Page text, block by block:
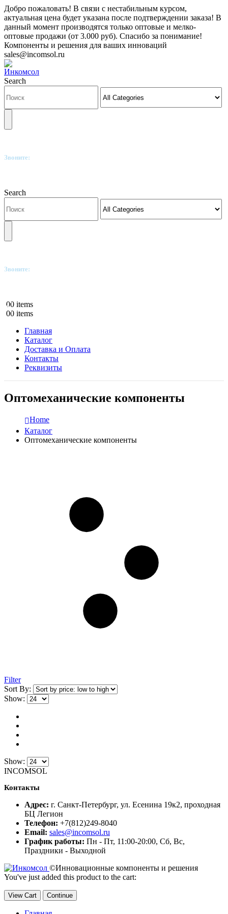
Добро пожаловать! В связи с нестабильным курсом,
актуальная цена будет указана после подтверждении заказа! В
данный момент производятся только оптовые и мелко-
оптовые продажи (от 3.000 руб). Спасибо за понимание!
Компоненты и решения для ваших инноваций
sales@incomsol.ru
Search
Звоните:
Search
Звоните:
00 items
00 items
Главная
Каталог
Доставка и Оплата
Контакты
Реквизиты
Оптомеханические компоненты
Home
Каталог
Оптомеханические компоненты
Filter
Sort By:
Show:
Show:
INCOMSOL
Контакты
Адрес: г. Санкт-Петербург, ул. Есенина 19к2, проходная
БЦ Легион
Телефон: +7(812)249-8040
Email: sales@incomsol.ru
График работы: Пн - Пт, 11:00-20:00, Сб, Вс,
Праздники - Выходной
©Инновационные компоненты и решения
You've just added this product to the cart:
View Cart Continue